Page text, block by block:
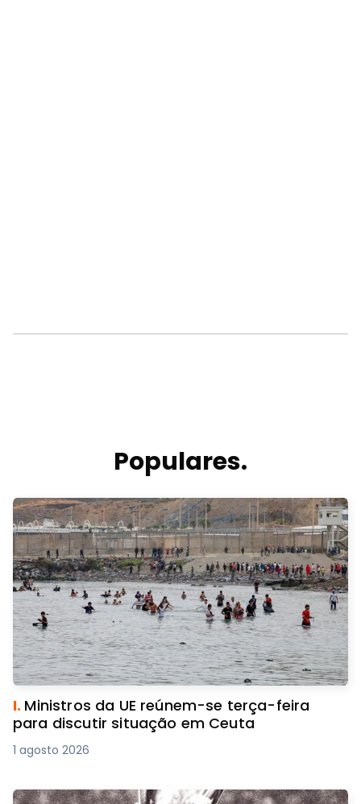
Populares.
I. Ministros da UE reúnem-se terça-feira
para discutir situação em Ceuta
1 agosto 2026